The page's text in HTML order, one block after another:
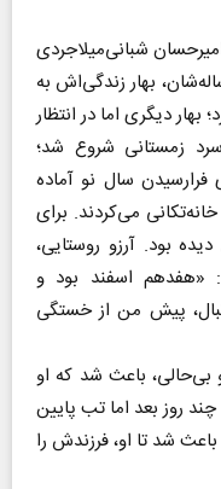
شبانی‌میلاجردی
به یاد دارند، روزهایی را که پسر ۱۱ ساله‌شان، بهار زندگی‌اش به
دیگری اما در انتظار
زمستانی شروع شد؛
سال نو آماده
می‌کردند. برای
بود. آرزو روستایی،
«هفدهم اسفند بود و
پیش من از خستگی
بی‌حالی، باعث شد که او
چند روز بعد اما تب پایین
شد تا او، فرزندش را